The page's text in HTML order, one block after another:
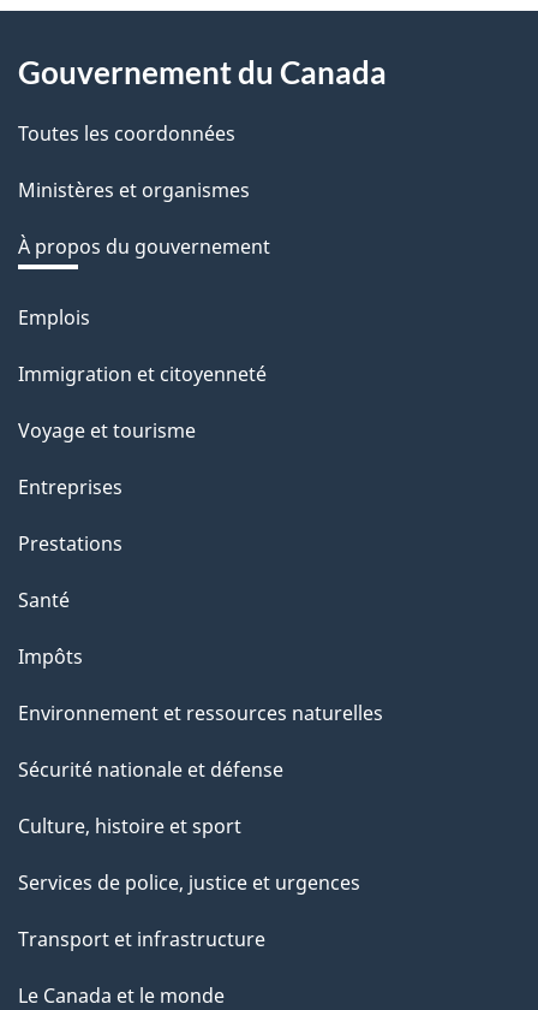
v
o
t
r
r
é
t
r
a
c
i
o
s
u
c
e
t
e
a
g
About
this
site
Gouvernement du Canada
Toutes les coordonnées
Ministères et organismes
À propos du gouvernement
Thèmes
sujets
Emplois
Immigration et citoyenneté
Voyage et tourisme
Entreprises
Prestations
Santé
Impôts
Environnement et ressources naturelles
Sécurité nationale et défense
Culture, histoire et sport
Services de police, justice et urgences
Transport et infrastructure
Le Canada et le monde